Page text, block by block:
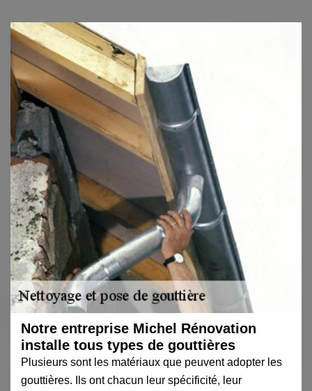
Notre entreprise Michel Rénovation
installe tous types de gouttières
Plusieurs sont les matériaux que peuvent adopter les
gouttières. Ils ont chacun leur spécificité, leur